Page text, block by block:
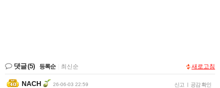
댓글(5) 등록순 최신순 새로고침
NACH 26-06-03 22:59 신고 | 공감 확인